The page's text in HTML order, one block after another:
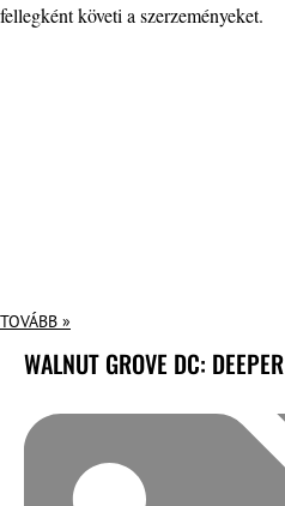
fellegként követi a szerzeményeket.
TOVÁBB »
WALNUT GROVE DC: DEEPER